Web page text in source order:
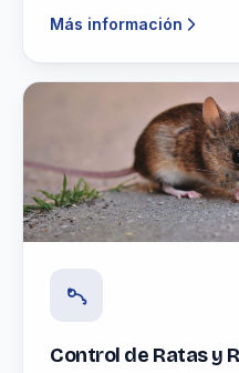
Más información
Control de Ratas y